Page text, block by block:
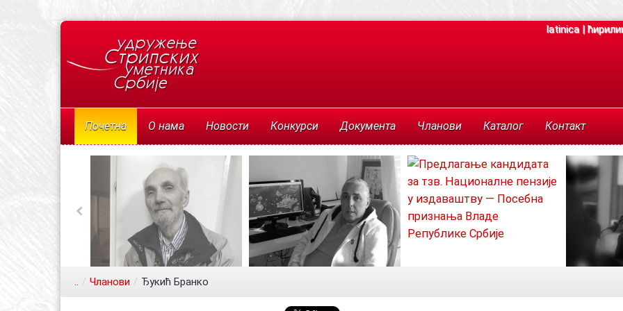
latinica|
Почетна О нама Новости Конкурси Документа Чланови Каталог Контакт
.. / Чланови / Ђукић Бранко